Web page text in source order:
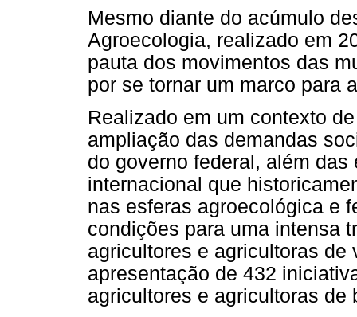
Mesmo diante do acúmulo
Agroecologia, realizado em
pauta dos movimentos das
por se tornar um marco para
Realizado em um contexto
ampliação das demandas
do governo federal, além
internacional que
nas esferas agroecológica e
condições para uma intensa
agricultores e agricultoras
apresentação de 432
agricultores e agricultoras de